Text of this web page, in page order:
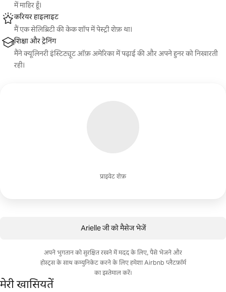
प्राइवेट शेफ़
में माहिर हूँ।
करियर हाइलाइट
मैं एक सेलिब्रिटी की केक शॉप में पेस्ट्री शेफ़ था।
शिक्षा और ट्रेनिंग
मैंने क्यूलिनरी इंस्टिट्यूट ऑफ़ अमेरिका में पढ़ाई की और अपने हुनर को निखारती
रही।
Arielle जी को मैसेज भेजें
अपने भुगतान को सुरक्षित रखने में मदद के लिए, पैसे भेजने और
होस्ट्स के साथ कम्युनिकेट करने के लिए हमेशा Airbnb प्लैटफ़ॉर्म
का इस्तेमाल करें।
मेरी खासियतें